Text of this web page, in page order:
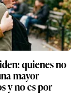
quienes no
mayor
y no es por